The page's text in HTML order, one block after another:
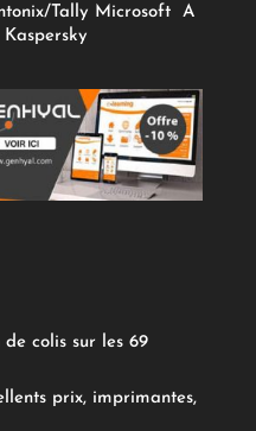
Tally Microsoft
A
Kaspersky
colis sur les 69
prix, imprimantes,